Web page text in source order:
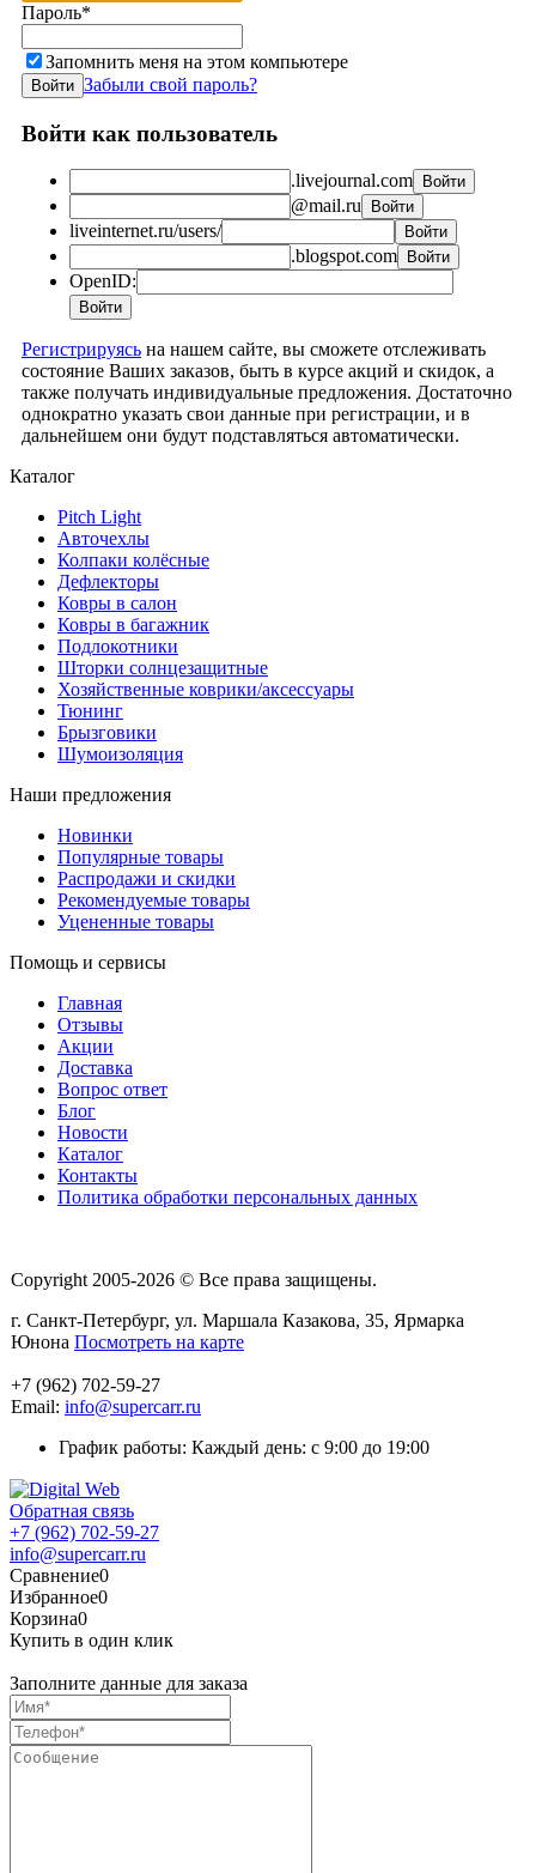
Пароль*
Запомнить меня на этом компьютере
Забыли свой пароль?
Войти как пользователь
.livejournal.com
@mail.ru
liveinternet.ru/users/
.blogspot.com
OpenID:
Регистрируясь на нашем сайте, вы сможете отслеживать
состояние Ваших заказов, быть в курсе акций и скидок, а
также получать индивидуальные предложения. Достаточно
однократно указать свои данные при регистрации, и в
дальнейшем они будут подставляться автоматически.
Каталог
Pitch Light
Авточехлы
Колпаки колёсные
Дефлекторы
Ковры в салон
Ковры в багажник
Подлокотники
Шторки солнцезащитные
Хозяйственные коврики/аксессуары
Тюнинг
Брызговики
Шумоизоляция
Наши предложения
Новинки
Популярные товары
Распродажи и скидки
Рекомендуемые товары
Уцененные товары
Помощь и сервисы
Главная
Отзывы
Акции
Доставка
Вопрос ответ
Блог
Новости
Каталог
Контакты
Политика обработки персональных данных
Copyright 2005-2026 © Все права защищены.
г. Санкт-Петербург, ул. Маршала Казакова, 35, Ярмарка
Юнона Посмотреть на карте
+7 (962) 702-59-27
Email: info@supercarr.ru
График работы: Каждый день: с 9:00 до 19:00
Обратная связь
+7 (962) 702-59-27
info@supercarr.ru
Сравнение0
Избранное0
Корзина0
Купить в один клик
Заполните данные для заказа